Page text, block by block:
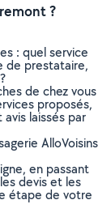
?
: quel service
de prestataire,
de chez vous
proposés,
laissés par
AlloVoisins
en passant
devis et les
étape de votre